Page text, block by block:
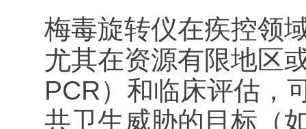
梅毒旋转仪在疾控领
尤其在资源有限地区
PCR）和临床评估，
共卫生威胁的目标（